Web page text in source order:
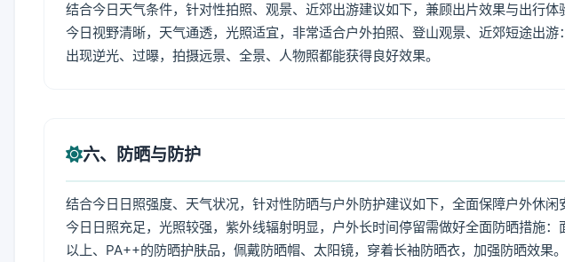
结合今日天气条件，针对性拍照、观景、近郊出游建议如下，兼顾出片效果与出行体
今日视野清晰，天气通透，光照适宜，非常适合户外拍照、登山观景、近郊短途出
出现逆光、过曝，拍摄远景、全景、人物照都能获得良好效果。
六、防晒与防护
结合今日日照强度、天气状况，针对性防晒与户外防护建议如下，全面保障户外休闲
今日日照充足，光照较强，紫外线辐射明显，户外长时间停留需做好全面防晒措施
以上、PA++的防晒护肤品，佩戴防晒帽、太阳镜，穿着长袖防晒衣，加强防晒效果